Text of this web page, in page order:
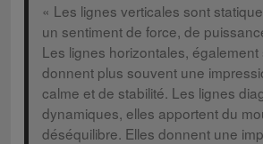
« Les lignes verticales sont
un sentiment de force, de
Les lignes horizontales, également
donnent plus souvent une
calme et de stabilité. Les lignes
dynamiques, elles apportent du
déséquilibre. Elles donnent une